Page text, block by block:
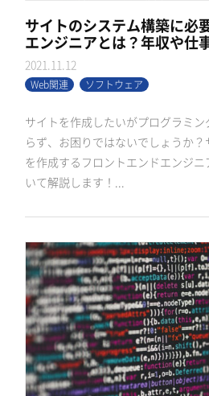
サイトのシステム構築に必
エンジニアとは？年収や仕
2021.11.12
Web関連 ソフトウェア
サイトを作成したいがプログラミ
らず、お困りではないでしょうか
を作成するフロントエンドエンジ
いて解説します！...